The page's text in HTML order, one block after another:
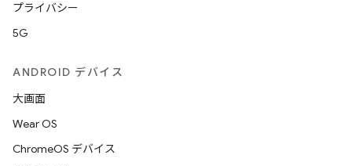
プライバシー
5G
ANDROID デバイス
大画面
Wear OS
ChromeOS デバイス